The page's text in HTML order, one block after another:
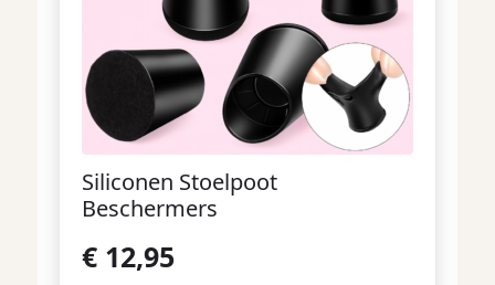
Siliconen Stoelpoot
Beschermers
€ 12,95